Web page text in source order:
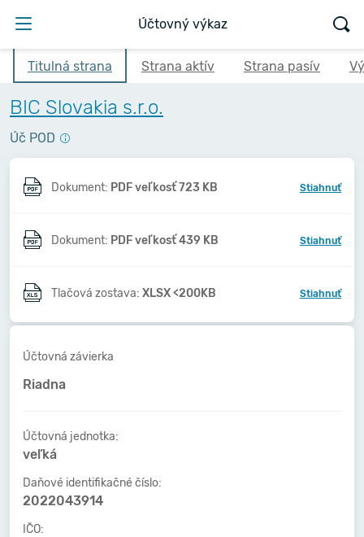
Účtovný výkaz
Titulná strana Strana aktív Strana pasív
BIC Slovakia s.r.o.
Úč POD
Dokument: PDF veľkosť 723 KB Stiahnuť
Dokument: PDF veľkosť 439 KB Stiahnuť
Tlačová zostava: XLSX <200KB Stiahnuť
Účtovná závierka
Riadna
Účtovná jednotka:
veľká
Daňové identifikačné číslo:
2022043914
IČO: